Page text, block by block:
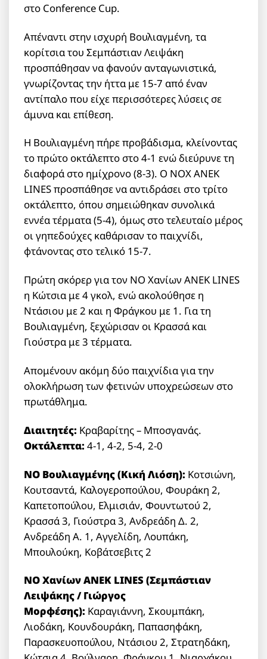
στο Conference Cup.
Απέναντι στην ισχυρή Βουλιαγμένη, τα
κορίτσια του Σεμπάστιαν Λειψάκη
προσπάθησαν να φανούν ανταγωνιστικά,
γνωρίζοντας την ήττα με 15-7 από έναν
αντίπαλο που είχε περισσότερες λύσεις σε
άμυνα και επίθεση.
Η Βουλιαγμένη πήρε προβάδισμα, κλείνοντας
το πρώτο οκτάλεπτο στο 4-1 ενώ διεύρυνε τη
διαφορά στο ημίχρονο (8-3). Ο ΝΟΧ ANEK
LINES προσπάθησε να αντιδράσει στο τρίτο
οκτάλεπτο, όπου σημειώθηκαν συνολικά
εννέα τέρματα (5-4), όμως στο τελευταίο μέρος
οι γηπεδούχες καθάρισαν το παιχνίδι,
φτάνοντας στο τελικό 15-7.
Πρώτη σκόρερ για τον ΝΟ Χανίων ANEK LINES
η Κώτσια με 4 γκολ, ενώ ακολούθησε η
Ντάσιου με 2 και η Φράγκου με 1. Για τη
Βουλιαγμένη, ξεχώρισαν οι Κρασσά και
Γιούστρα με 3 τέρματα.
Απομένουν ακόμη δύο παιχνίδια για την
ολοκλήρωση των φετινών υποχρεώσεων στο
πρωτάθλημα.
Διαιτητές: Κραβαρίτης – Μποσγανάς.
Οκτάλεπτα: 4-1, 4-2, 5-4, 2-0
ΝΟ Βουλιαγμένης (Κική Λιόση): Κοτσιώνη,
Κουτσαντά, Καλογεροπούλου, Φουράκη 2,
Καπετοπούλου, Ελμισιάν, Φουντωτού 2,
Κρασσά 3, Γιούστρα 3, Ανδρεάδη Δ. 2,
Ανδρεάδη Α. 1, Αγγελίδη, Λουπάκη,
Μπουλούκη, Κοβάτσεβιτς 2
ΝΟ Χανίων ANEK LINES (Σεμπάστιαν
Λειψάκης / Γιώργος
Μορφέσης): Καραγιάννη, Σκουμπάκη,
Λιοδάκη, Κουνδουράκη, Παπασηφάκη,
Παρασκευοπούλου, Ντάσιου 2, Στρατηδάκη,